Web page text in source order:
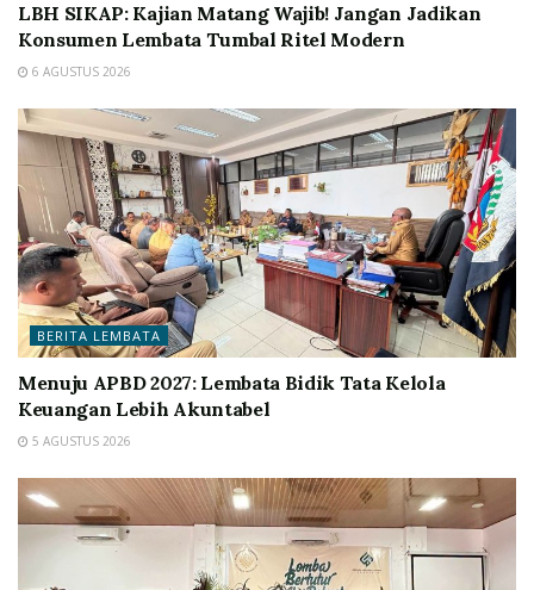
LBH SIKAP: Kajian Matang Wajib! Jangan Jadikan
Konsumen Lembata Tumbal Ritel Modern
6 AGUSTUS 2026
BERITA LEMBATA
Menuju APBD 2027: Lembata Bidik Tata Kelola
Keuangan Lebih Akuntabel
5 AGUSTUS 2026